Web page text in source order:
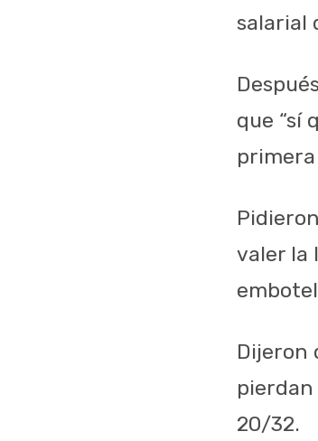
salarial
que “sí
valer la
Dijeron
20/32.